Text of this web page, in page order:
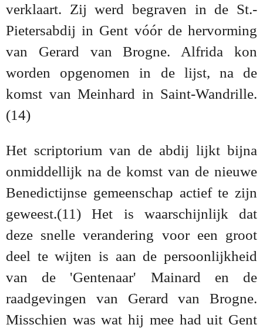
verklaart. Zij werd begraven in de St.-
Pietersabdij in Gent vóór de hervorming
van Gerard van Brogne. Alfrida kon
worden opgenomen in de lijst, na de
komst van Meinhard in Saint-Wandrille.
(14)
Het scriptorium van de abdij lijkt bijna
onmiddellijk na de komst van de nieuwe
Benedictijnse gemeenschap actief te zijn
geweest.(11) Het is waarschijnlijk dat
deze snelle verandering voor een groot
deel te wijten is aan de persoonlijkheid
van de 'Gentenaar' Mainard en de
raadgevingen van Gerard van Brogne.
Misschien was wat hij mee had uit Gent